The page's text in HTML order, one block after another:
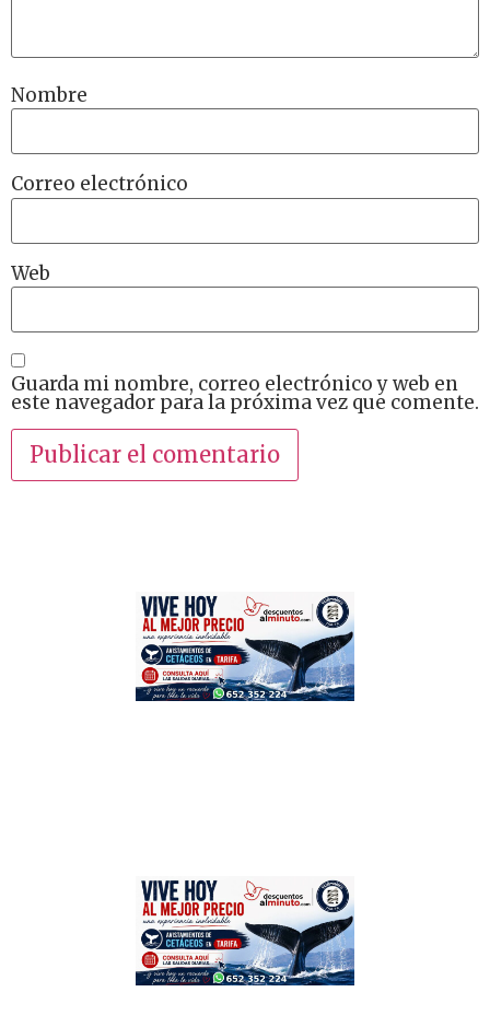
Nombre
Correo electrónico
Web
Guarda mi nombre, correo electrónico y web en
este navegador para la próxima vez que comente.